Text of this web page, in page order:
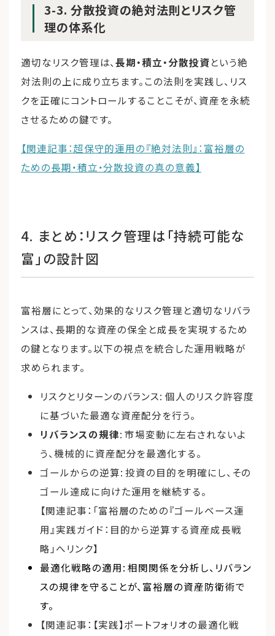
3-3. 分散投資の絶対法則とリスク管
理の体系化
適切なリスク管理は、長期・積立・分散投資という絶
対法則の上に成り立ちます。この法則を実践し、リス
クを正確にコントロールすることこそが、資産を永続
させるための鍵です。
【関連記事：超保守的運用の『絶対法則』：富裕層の
ための長期・積立・分散投資の真の意義】
4. まとめ：リスク管理は「持続可能な
富」の設計図
富裕層にとって、効果的なリスク管理と適切なリバラ
ンスは、長期的な資産の保全と成長を実現するため
の鍵となります。以下の視点を統合した運用戦略が
求められます。
リスクとリターンのバランス: 個人のリスク許容度
に基づいた最適な資産配分を行う。
リバランスの規律: 市場変動に左右されないよ
う、機械的に資産配分を最適化する。
ゴールからの逆算: 投資の目的を明確にし、その
ゴール達成に向けた運用を継続する。
【関連記事：「富裕層のための『ゴールベース運
用』実践ガイド：目的から逆算する資産成長戦
略」へリンク】
最適化戦略の適用: 相関関係を分析し、リバラン
スの規律を守ることが、富裕層の資産防衛術で
す。
【関連記事：【実践】ポートフォリオの最適化戦